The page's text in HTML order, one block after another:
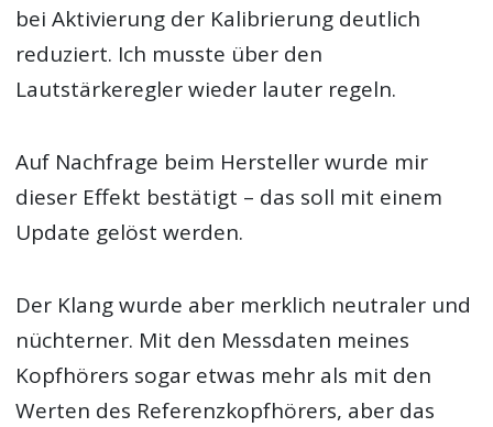
bei Aktivierung der Kalibrierung deutlich
reduziert. Ich musste über den
Lautstärkeregler wieder lauter regeln.
Auf Nachfrage beim Hersteller wurde mir
dieser Effekt bestätigt – das soll mit einem
Update gelöst werden.
Der Klang wurde aber merklich neutraler und
nüchterner. Mit den Messdaten meines
Kopfhörers sogar etwas mehr als mit den
Werten des Referenzkopfhörers, aber das